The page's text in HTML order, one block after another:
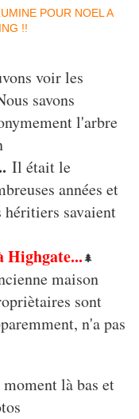
voir les
savons
l'arbre
Il était le
années et
savaient
Highgate...🌲
maison
sont
n'a pas
là bas et